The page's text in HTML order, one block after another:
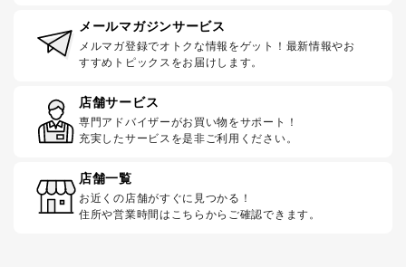
メールマガジンサービス
メルマガ登録でオトクな情報をゲット！最新情報やお
すすめトピックスをお届けします。
店舗サービス
専門アドバイザーがお買い物をサポート！
充実したサービスを是非ご利用ください。
店舗一覧
お近くの店舗がすぐに見つかる！
住所や営業時間はこちらからご確認できます。